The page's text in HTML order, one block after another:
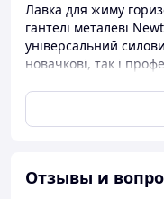
Лавка для жиму
гантелі металеві
універсальний
новачкові, так і
(прямий гриф та
чому Ваші
набір компактнішим
аналогами. Грифи
Отзывы и